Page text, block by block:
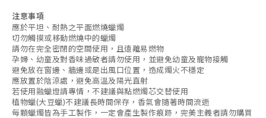
注意事項
應於平坦、耐熱之平面燃燒蠟燭
切勿觸摸或移動燃燒中的蠟燭
請勿在完全密閉的空間使用，且遠離易燃物
孕婦、幼童及對香味過敏者請勿使用，並避免幼童及寵物接觸
避免放在窗邊、牆邊或是出風口位置，造成燭火不穩定
應放置於陰涼處，避免高溫及陽光直射
若使用融蠟燈請專情，不建議與點燃燭芯交替使用
植物蠟(大豆蠟)不建議長時間保存，香氣會隨著時間流逝
每顆蠟燭皆為手工製作，一定會產生製作痕跡，完美主義者請勿購買